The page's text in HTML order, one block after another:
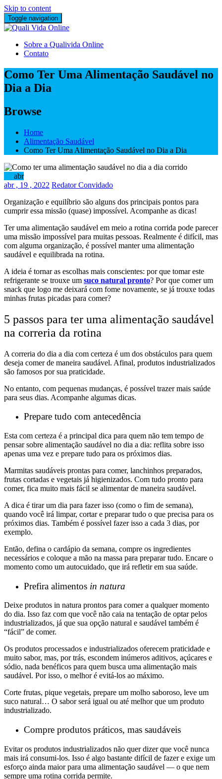
Skip to content
Toggle navigation
Sobre a Qualivida Online
Contato
Como Ter Uma Alimentação Saudável no
Dia a Dia
Browse
Home
Alimentação Saudável
Como Ter Uma Alimentação Saudável no Dia a Dia
abr
abr, 19 , 2022 Redator Convidado
Organização e equilíbrio são alguns dos principais pontos para
cumprir essa missão (quase) impossível. Acompanhe as dicas!
Ter uma alimentação saudável em meio a rotina corrida pode parecer
uma missão impossível para muitas pessoas. Realmente é difícil, mas
com alguma organização, é possível manter uma alimentação
saudável e equilibrada na rotina.
A ideia é tornar as escolhas mais conscientes: por que tomar este
refrigerante se trouxe um suco natural pronto? Por que comer um
snack que logo me deixará com fome novamente, se já trouxe todas
minhas frutas picadas para comer?
5 passos para ter uma alimentação saudável
na correria da rotina
A correria do dia a dia com certeza é um dos obstáculos para quem
deseja comer de maneira saudável. Afinal, produtos industrializados
são famosos por sua praticidade.
No entanto, com pequenas mudanças, é possível trazer mais saúde
para seus dias. Acompanhe algumas dicas.
Prepare tudo com antecedência
Esta com certeza é a principal dica para quem não tem tempo de
pensar sobre alimentação saudável no dia a dia: reflita sobre isso
apenas uma vez e prepare tudo para os próximos dias.
Marmitas saudáveis prontas para comer, lanchinhos preparados,
frutas cortadas e vegetais já higienizados. Com tudo pronto para
comer, fica muito mais fácil se alimentar de maneira saudável.
A dica é tirar um dia para fazer isso (como o fim de semana),
quando você irá limpar, cortar e preparar tudo o que precisa para os
próximos dias. Também é possível fazer isso a cada 3 dias, por
exemplo.
Então, defina o cardápio da semana, compre os ingredientes
necessários e coloque a mão na massa para preparar tudo. Encare o
momento como um autocuidado, que irá refletir em sua saúde.
Prefira alimentos in natura
Deixe produtos in natura prontos para comer a qualquer momento
do dia. Isso faz com que você não caia na tentação de optar pelos
industrializados, já que sua opção natural e saudável também é
“fácil” de comer.
Os produtos processados e industrializados oferecem praticidade e
muito sabor, mas, por trás, escondem inúmeros aditivos, açúcares e
sódio, nada benéficos para quem busca uma alimentação mais
saudável. Por isso, o melhor é evitá-los ao máximo.
Corte frutas, pique vegetais, prepare um molho saboroso, leve um
suco natural… O sabor será igual ou até melhor que um produto
industrializado.
Compre produtos práticos, mas saudáveis
Evitar os produtos industrializados não quer dizer que você nunca
mais irá consumi-los. Isso é algo bastante difícil de fazer e exige um
esforço ainda maior para uma alimentação saudável — o que nem
sempre uma rotina corrida permite.